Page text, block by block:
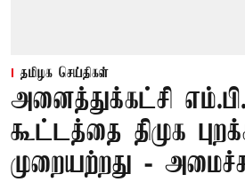
தமிழக செய்திகள்
அனைத்துக்கட்சி
கூட்டத்தை திமுக
முறையற்றது -